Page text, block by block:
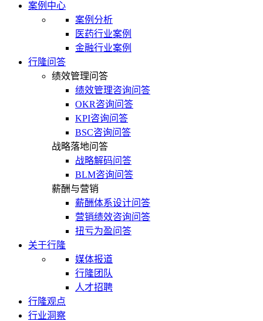
案例中心
案例分析
医药行业案例
金融行业案例
行隆问答
绩效管理问答
绩效管理咨询问答
OKR咨询问答
KPI咨询问答
BSC咨询问答
战略落地问答
战略解码问答
BLM咨询问答
薪酬与营销
薪酬体系设计问答
营销绩效咨询问答
扭亏为盈问答
关于行隆
媒体报道
行隆团队
人才招聘
行隆观点
行业洞察